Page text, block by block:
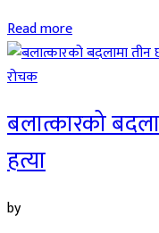
Read more
रोचक
बलात्कारको
हत्या
by